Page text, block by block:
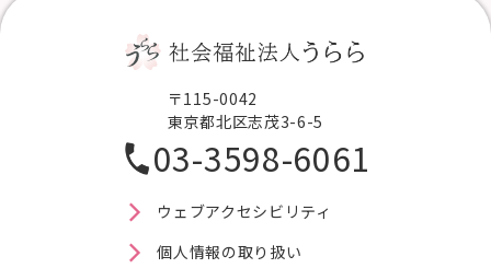
〒115-0042
東京都北区志茂3-6-5
03-3598-6061
ウェブアクセシビリティ
個人情報の取り扱い